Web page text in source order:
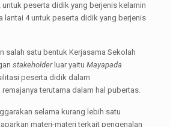
peserta didik yang berjenis kelamin
lantai 4 untuk peserta didik yang berjenis
salah satu bentuk Kerjasama Sekolah
stakeholderluar yaitu Mayapada
peserta didik dalam
remajanya terutama dalam hal pubertas.
selama kurang lebih satu
materi-materi terkait pengenalan